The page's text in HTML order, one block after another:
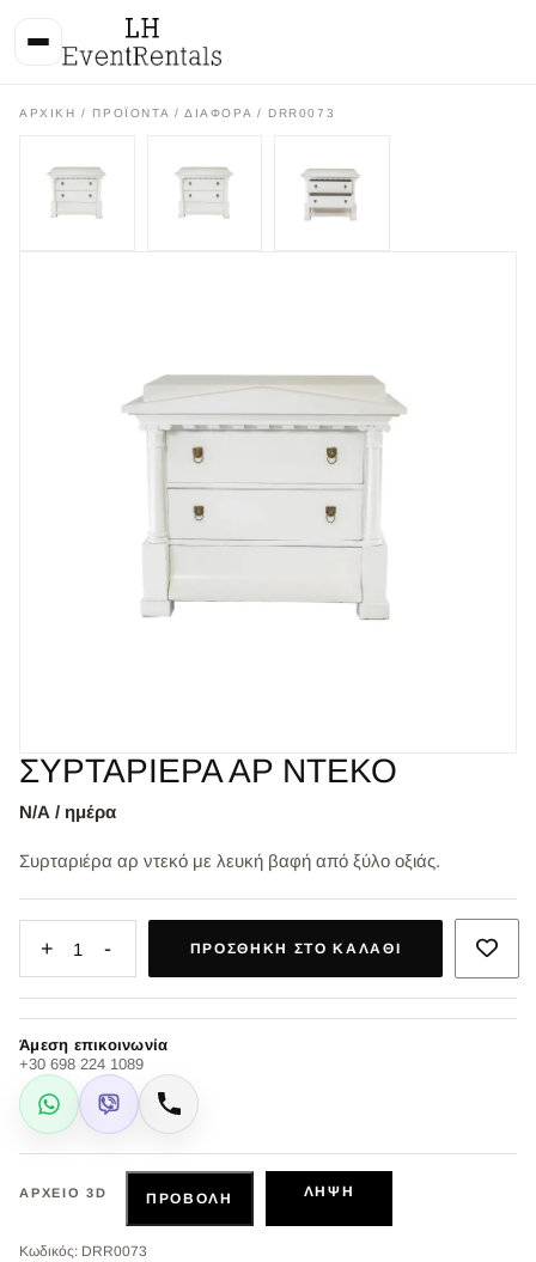
ΑΡΧΙΚΉ / ΠΡΟΪΌΝΤΑ /ΔΙΑΦΟΡΑ / DRR0073
ΣΥΡΤΑΡΙΕΡΑ ΑΡ ΝΤΕΚΟ
Ν/Α / ημέρα
Συρταριέρα αρ ντεκό με λευκή βαφή από ξύλο οξιάς.
+ 1 - ΠΡΟΣΘΉΚΗ ΣΤΟ ΚΑΛΆΘΙ
Άμεση επικοινωνία
+30 698 224 1089
WhatsApp
Viber Κλήση
ΑΡΧΕΊΟ 3D ΠΡΟΒΟΛΉ ΛΉΨΗ
Κωδικός: DRR0073